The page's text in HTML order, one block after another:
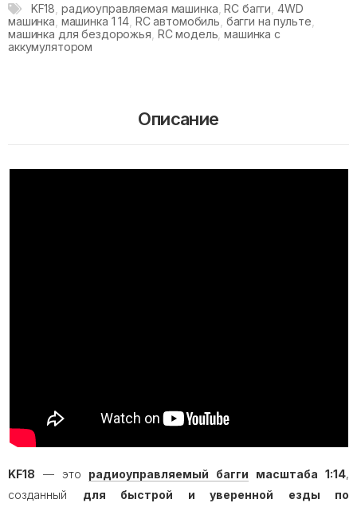
KF18 радиоуправляемая машинка ,RC багги 4WD
машинка машинка 1 14 RC автомобиль багги на пульте
машинка для бездорожья RC модель ,машинка с
аккумулятором
Описание
KF18 — это радиоуправляемый багги масштаба 1:14,
созданный для быстрой и уверенной езды по